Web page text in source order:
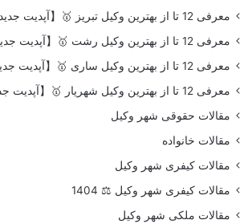
معرفی 12 تا از بهترین وکیل تبریز 🥇【آپدیت جدید】⚖️
معرفی 12 تا از بهترین وکیل رشت 🥇【آپدیت جدید】⚖️
معرفی 12 تا از بهترین وکیل ساری 🥇【آپدیت جدید】⚖️
معرفی 12 تا از بهترین وکیل شهریار 🥇【آپدیت جدید】⚖️
مقالات حقوقی شهر وکیل
مقالات خانواده
مقالات کیفری شهر وکیل
مقالات کیفری شهر وکیل ⚖️ 1404
مقالات ملکی شهر وکیل